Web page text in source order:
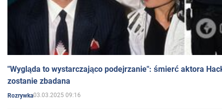
"Wygląda to wystarczająco podejrzanie": śmierć aktora
zostanie zbadana
Rozrywka03.03.2025 09:16